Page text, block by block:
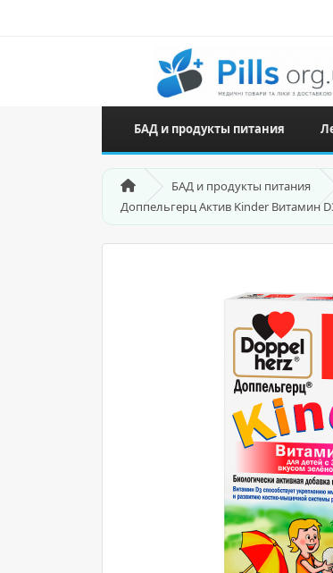
БАД и продукты питания
БАД и продукты питания
Доппельгерц Актив Kinder Витамин